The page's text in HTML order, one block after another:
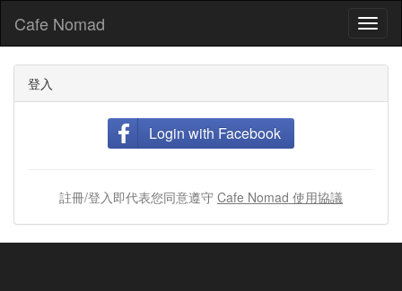
Cafe Nomad
登入
Login with Facebook
註冊/登入即代表您同意遵守 Cafe Nomad 使用協議